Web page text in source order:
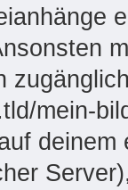
mein-